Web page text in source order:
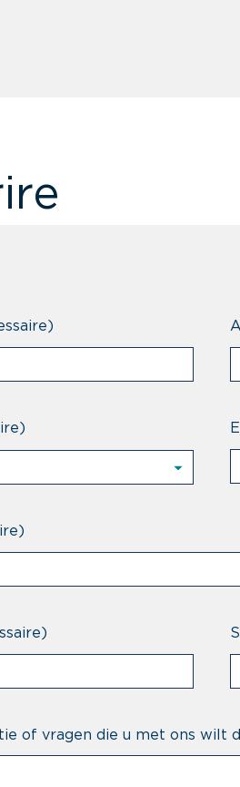
of vragen die u met ons wilt